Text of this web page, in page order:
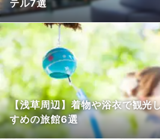
テル7選
【浅草周辺】着物や浴衣で観光
すめの旅館6選